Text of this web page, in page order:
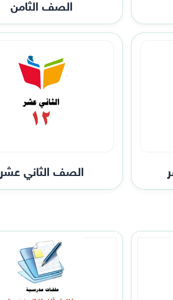
الصف الثامن
الصف الثاني عشر